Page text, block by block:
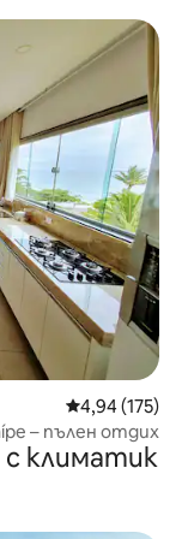
Средна
4,94 (175)
– пълен отдих
климатик